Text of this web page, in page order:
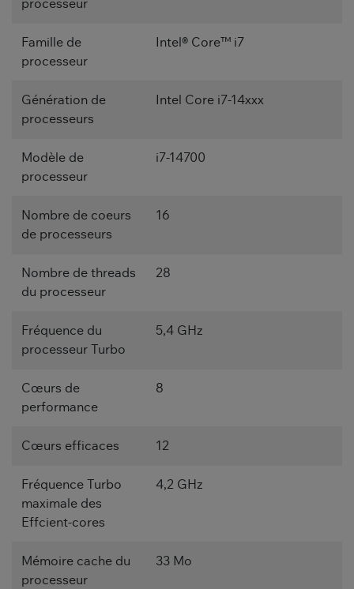
processeur
Famille de
processeur
Intel® Core™ i7
Génération de
processeurs
Intel Core i7-14xxx
Modèle de
processeur
i7-14700
Nombre de coeurs
de processeurs
16
Nombre de threads
du processeur
28
Fréquence du
processeur Turbo
5,4 GHz
Cœurs de
performance
8
Cœurs efficaces 12
Fréquence Turbo
maximale des
Effcient-cores
4,2 GHz
Mémoire cache du
processeur
33 Mo